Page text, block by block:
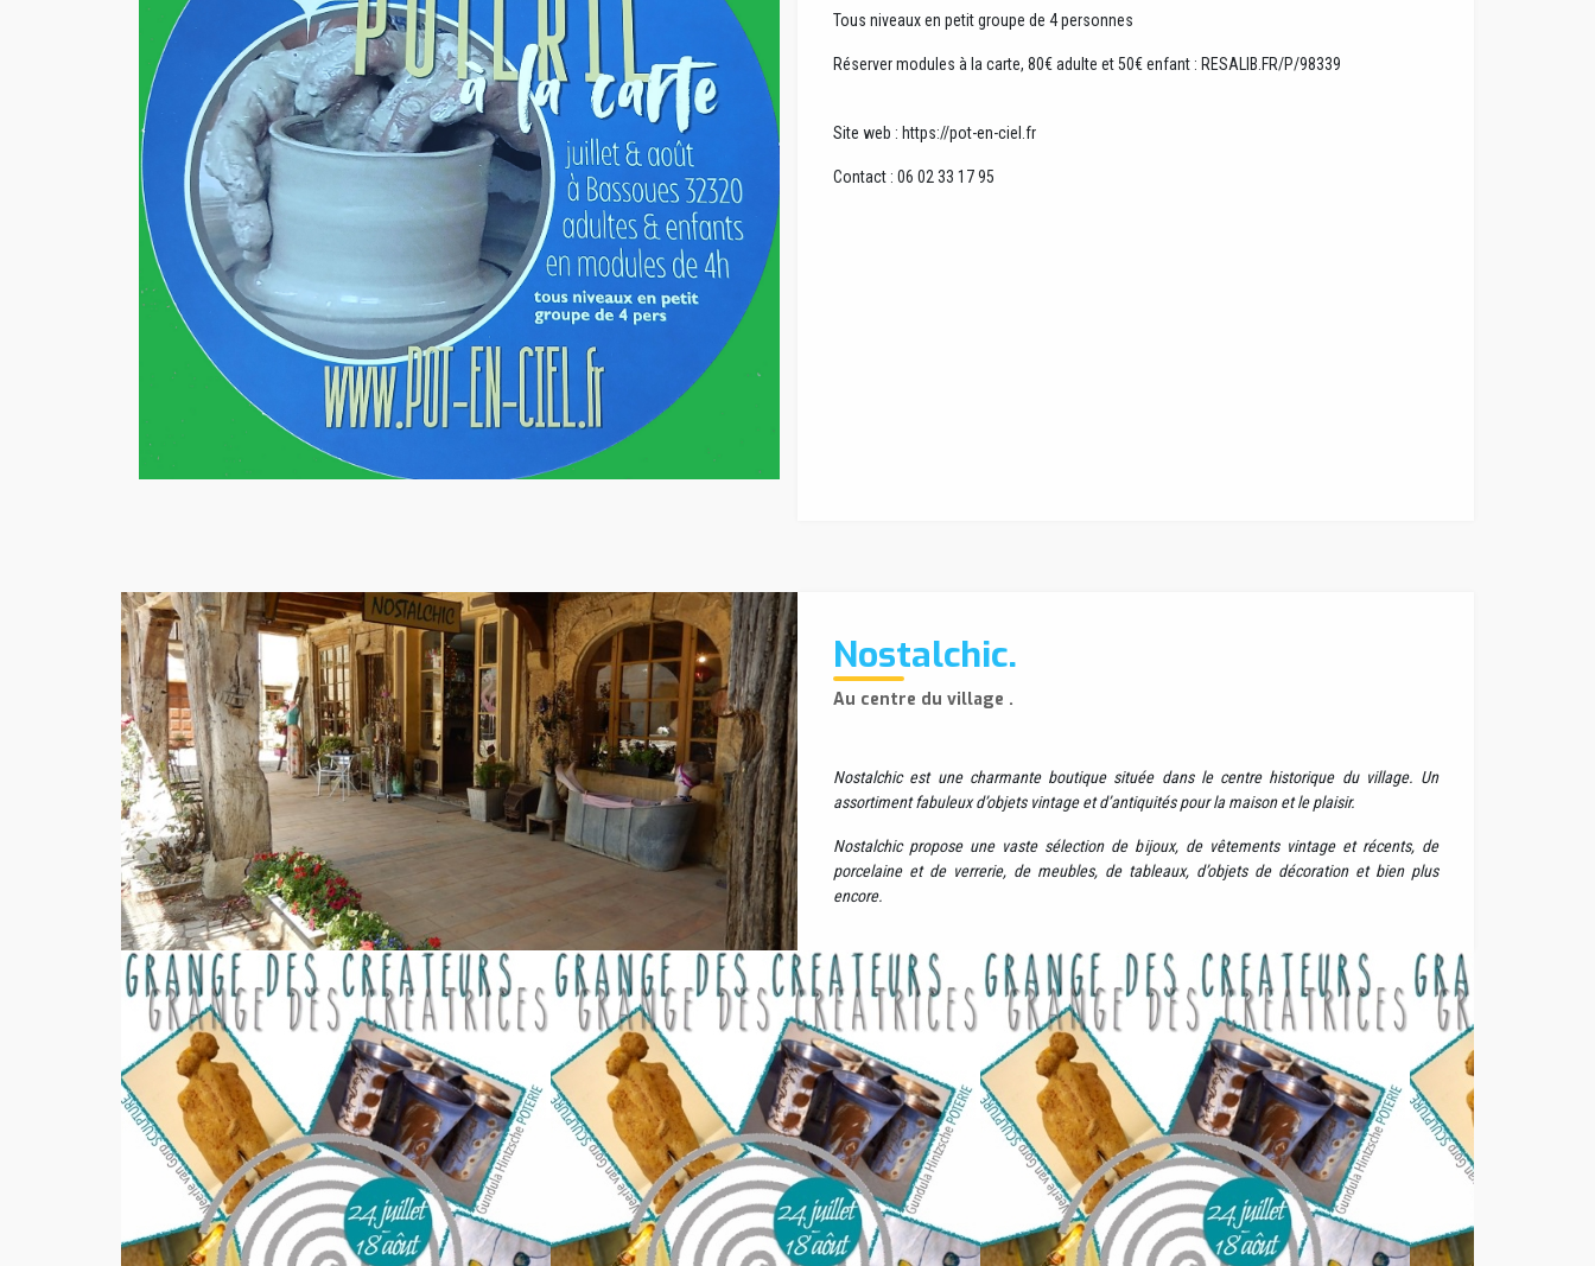
Tous niveaux en petit groupe de 4 personnes
Réserver modules à la carte, 80€ adulte et 50€ enfant : RESALIB.FR/P/98339
Site web : https://pot-en-ciel.fr
Contact : 06 02 33 17 95
Nostalchic.
Au centre du village .
Nostalchic est une charmante boutique située dans le centre historique du village. Un
assortiment fabuleux d’objets vintage et d’antiquités pour la maison et le plaisir.
Nostalchic propose une vaste sélection de bijoux, de vêtements vintage et récents, de
porcelaine et de verrerie, de meubles, de tableaux, d’objets de décoration et bien plus
encore.